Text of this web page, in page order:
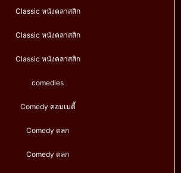
Classic หนังคลาสสิก
Classic หนังคลาสสิก
Classic หนังคลาสสิก
comedies
Comedy คอมเมดี้
Comedy ตลก
Comedy ตลก